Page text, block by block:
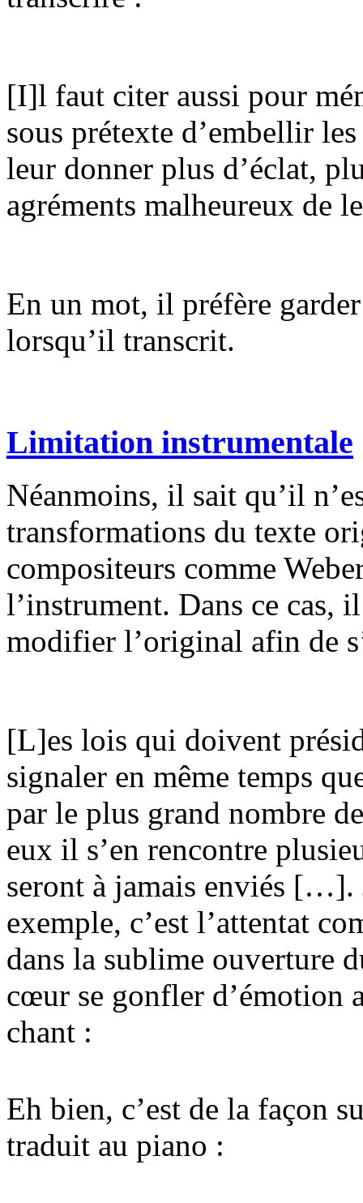
[I]l faut citer aussi pour
sous prétexte d’embellir
leur donner plus d’éclat,
agréments malheureux de
En un mot, il préfère
lorsqu’il transcrit.
Limitation instrumentale
Néanmoins, il sait qu’il
transformations du texte
compositeurs comme
l’instrument. Dans ce cas,
modifier l’original afin de
[L]es lois qui doivent
signaler en même temps
par le plus grand nombre
eux il s’en rencontre
seront à jamais enviés […].
exemple, c’est l’attentat
dans la sublime ouverture
cœur se gonfler d’émotion
chant :
Eh bien, c’est de la façon
traduit au piano :